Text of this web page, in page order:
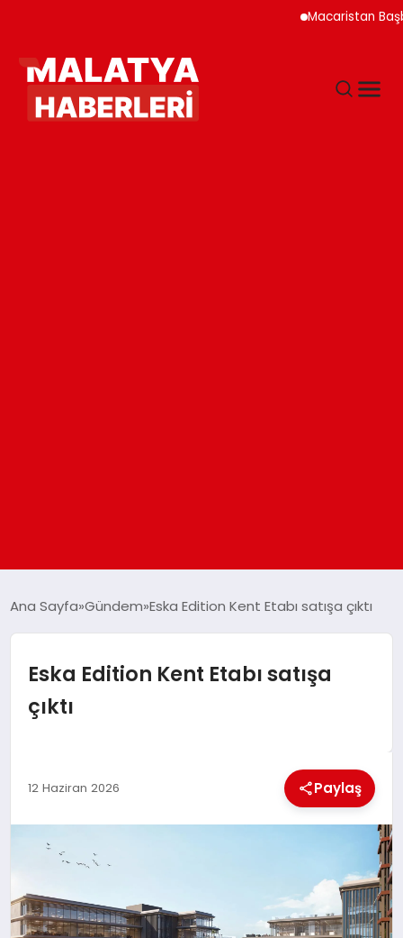
Macaristan
DÜNYA
MAGAZIN
SAĞLIK
Ana Sayfa Gündem Eska Edition Kent Etabı satışa çıktı
Eska Edition Kent Etabı satışa
çıktı
12 Haziran 2026 Paylaş